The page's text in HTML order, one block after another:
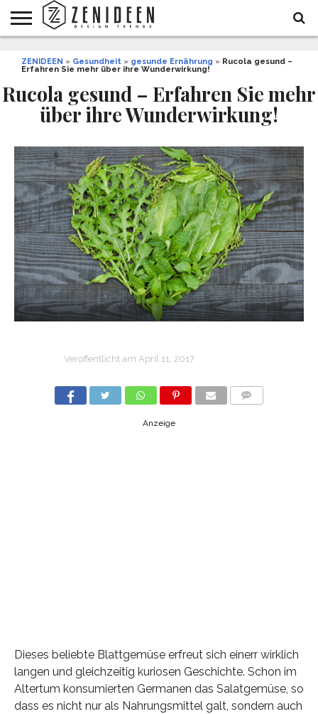
INNENDESIGN
ARCHITEKTUR
GARTEN
UND
LIFESTYLE
DEKO
&
DIY
STYLE
REZEPTE
GESUNDHEIT
WEIHNACHTEN
ZENIDEEN » Gesundheit » gesunde Ernährung » Rucola gesund –
Erfahren Sie mehr über ihre Wunderwirkung!
Rucola gesund – Erfahren Sie mehr
über ihre Wunderwirkung!
Veröffentlicht am April 11, 2017
Anzeige
Dieses beliebte Blattgemüse erfreut sich einerr wirklich
langen und gleichzeitig kuriosen Geschichte. Schon im
Altertum konsumierten Germanen das Salatgemüse, so
dass es nicht nur als Nahrungsmittel galt, sondern auch